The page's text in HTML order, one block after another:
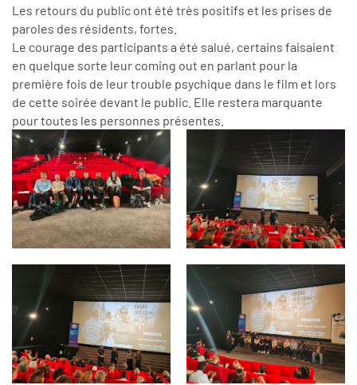
Les retours du public ont été très positifs et les prises de
paroles des résidents, fortes.
Le courage des participants a été salué, certains faisaient
en quelque sorte leur coming out en parlant pour la
première fois de leur trouble psychique dans le film et lors
de cette soirée devant le public. Elle restera marquante
pour toutes les personnes présentes.